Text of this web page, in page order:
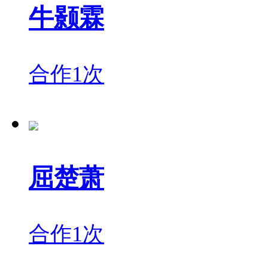
牛颢霖
合作1次
屈楚萧
合作1次